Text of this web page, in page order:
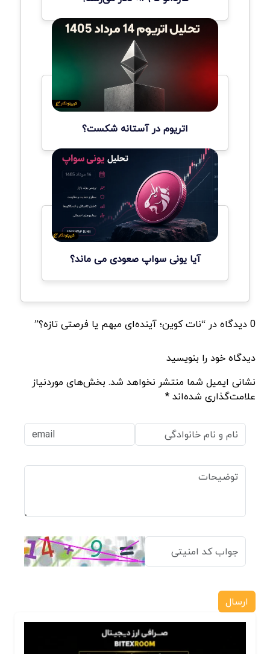
اتریوم در آستانه شکست؟
آیا یونی سواپ صعودی می ماند؟
0 دیدگاه در “نات کوین؛ آینده‌ای مبهم یا فرصتی تازه؟”
دیدگاه خود را بنویسید
نشانی ایمیل شما منتشر نخواهد شد. بخش‌های موردنیاز
علامت‌گذاری شده‌اند *
ارسال